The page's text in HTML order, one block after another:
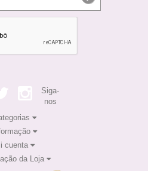
Siga-
nos
cuenta
da Loja